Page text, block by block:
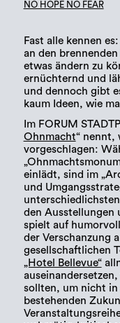
NO HOPE NO FEAR
Fast alle kennen
an den
etwas ändern zu
ernüchternd und
und dennoch gibt
kaum Ideen, wie
Im FORUM
Ohnmacht“ nennt,
vorgeschlagen:
einlädt, sind im
und
den Ausstellungen
spielt auf
der Verschanzung
gesellschaftlichen
„Hotel Bellevue“
sollten, um nicht in
bestehenden